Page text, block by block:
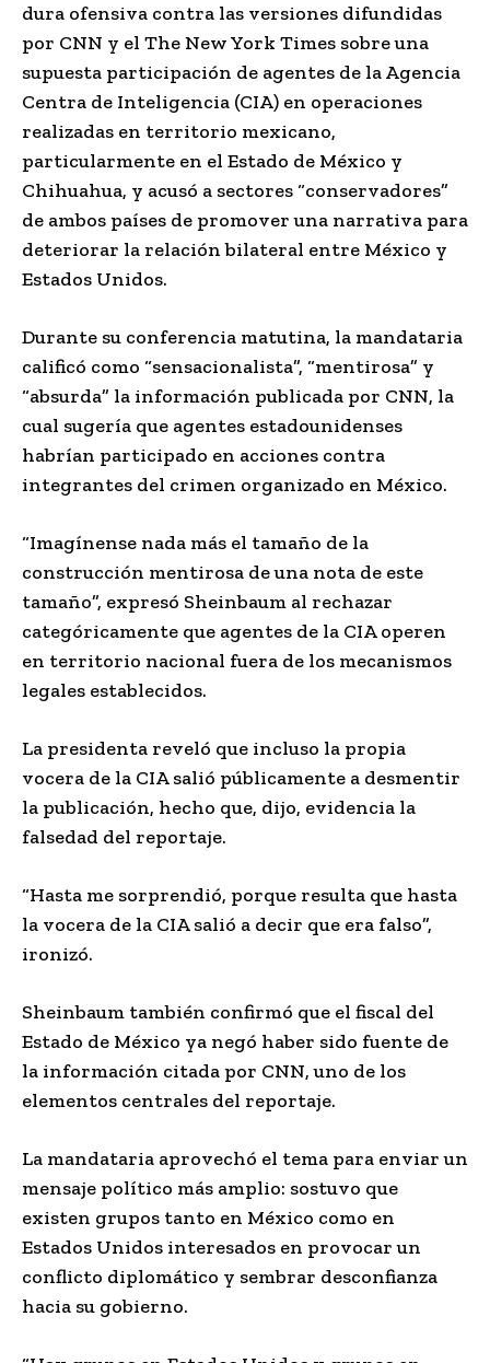
dura ofensiva contra las versiones difundidas
por CNN y el The New York Times sobre una
supuesta participación de agentes de la Agencia
Centra de Inteligencia (CIA) en operaciones
realizadas en territorio mexicano,
particularmente en el Estado de México y
Chihuahua, y acusó a sectores “conservadores”
de ambos países de promover una narrativa para
deteriorar la relación bilateral entre México y
Estados Unidos.
Durante su conferencia matutina, la mandataria
calificó como “sensacionalista”, “mentirosa” y
“absurda” la información publicada por CNN, la
cual sugería que agentes estadounidenses
habrían participado en acciones contra
integrantes del crimen organizado en México.
“Imagínense nada más el tamaño de la
construcción mentirosa de una nota de este
tamaño”, expresó Sheinbaum al rechazar
categóricamente que agentes de la CIA operen
en territorio nacional fuera de los mecanismos
legales establecidos.
La presidenta reveló que incluso la propia
vocera de la CIA salió públicamente a desmentir
la publicación, hecho que, dijo, evidencia la
falsedad del reportaje.
“Hasta me sorprendió, porque resulta que hasta
la vocera de la CIA salió a decir que era falso”,
ironizó.
Sheinbaum también confirmó que el fiscal del
Estado de México ya negó haber sido fuente de
la información citada por CNN, uno de los
elementos centrales del reportaje.
La mandataria aprovechó el tema para enviar un
mensaje político más amplio: sostuvo que
existen grupos tanto en México como en
Estados Unidos interesados en provocar un
conflicto diplomático y sembrar desconfianza
hacia su gobierno.